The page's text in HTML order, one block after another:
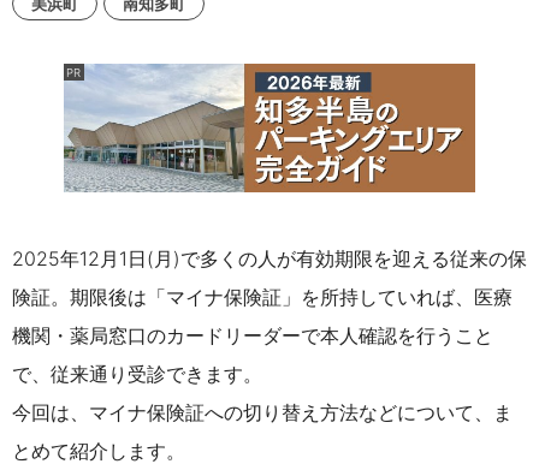
2025年12月1日(月)で多くの人が有効期限を迎える従来の保
険証。期限後は「マイナ保険証」を所持していれば、医療
機関・薬局窓口のカードリーダーで本人確認を行うこと
で、従来通り受診できます。
今回は、マイナ保険証への切り替え方法などについて、ま
とめて紹介します。